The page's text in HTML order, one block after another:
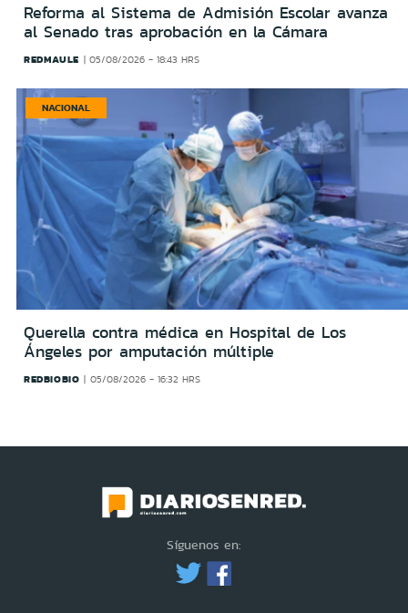
Reforma al Sistema de Admisión Escolar avanza
al Senado tras aprobación en la Cámara
REDMAULE 05/08/2026 - 18:43 HRS
NACIONAL
Querella contra médica en Hospital de Los
Ángeles por amputación múltiple
REDBIOBIO 05/08/2026 - 16:32 HRS
Síguenos en: